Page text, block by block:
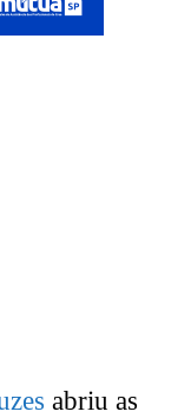
abriu as